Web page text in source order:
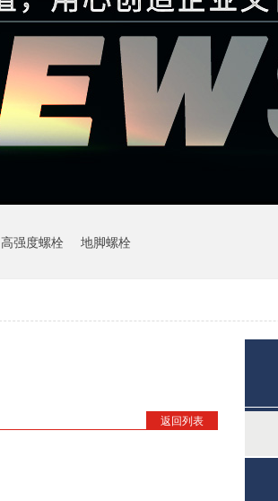
高强度螺栓 地脚螺栓
返回列表